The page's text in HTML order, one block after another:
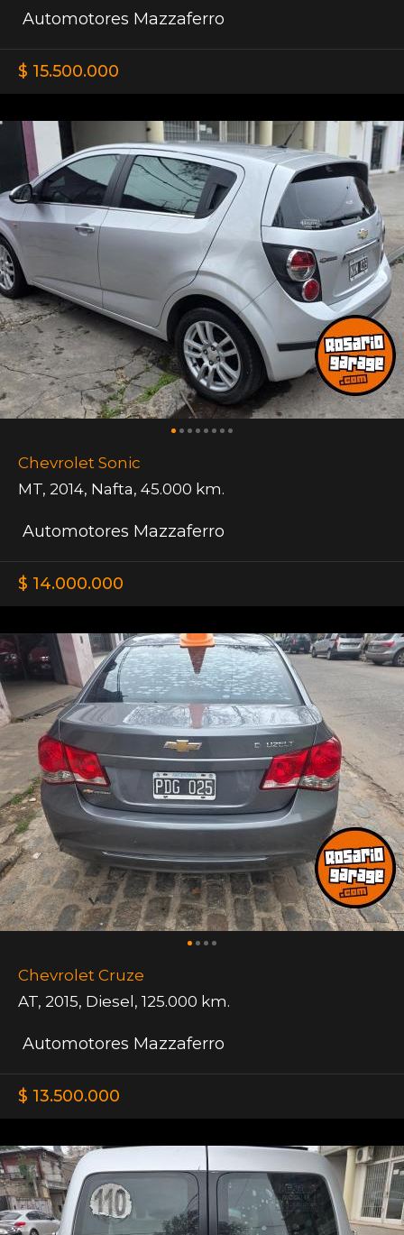
Automotores Mazzaferro
$ 15.500.000
Chevrolet Sonic
MT, 2014, Nafta, 45.000 km.
Automotores Mazzaferro
$ 14.000.000
Chevrolet Cruze
AT, 2015, Diesel, 125.000 km.
Automotores Mazzaferro
$ 13.500.000